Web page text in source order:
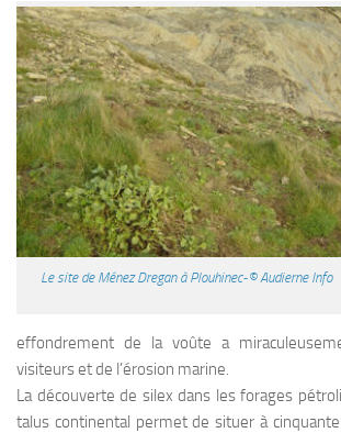
Le site de Ménez Dregan à Plouhinec-© Audierne Info
effondrement de la voûte a
visiteurs et de l’érosion marine.
La découverte de silex dans les forages
talus continental permet de situer à